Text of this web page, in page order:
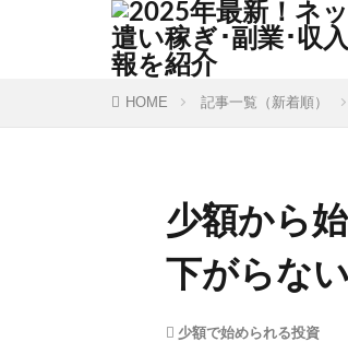
HOME 記事一覧（新着順）
少額から
下がらな
少額で始められる投資